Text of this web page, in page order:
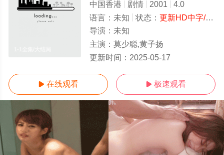
中国香港 剧情 2001
4.0
语言： 未知 状态： 更新HD中字/高清
导演： 未知
主演： 莫少聪,黄子扬
更新时间： 2025-05-17
 在线观看  极速观看